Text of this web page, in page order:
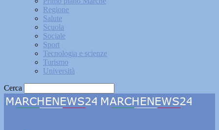
Regione
Salute
Scuola
Sociale
Sport
Tecnologia e scienze
Turismo
Università
Cerca